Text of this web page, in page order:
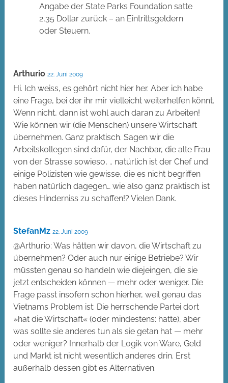
Angabe der State Parks Foundation satte
2,35 Dollar zurück – an Eintrittsgeldern
oder Steuern.
Arthurio 22. Juni 2009
Hi. Ich weiss, es gehört nicht hier her. Aber ich habe
eine Frage, bei der ihr mir vielleicht weiterhelfen könnt.
Wenn nicht, dann ist wohl auch daran zu Arbeiten!
Wie können wir (die Menschen) unsere Wirtschaft
übernehmen. Ganz praktisch. Sagen wir die
Arbeitskollegen sind dafür, der Nachbar, die alte Frau
von der Strasse sowieso, .. natürlich ist der Chef und
einige Polizisten wie gewisse, die es nicht begriffen
haben natürlich dagegen… wie also ganz praktisch ist
dieses Hinderniss zu schaffen!? Vielen Dank.
StefanMz 22. Juni 2009
@Arthurio: Was hätten wir davon, die Wirtschaft zu
übernehmen? Oder auch nur einige Betriebe? Wir
müssten genau so handeln wie diejeingen, die sie
jetzt entscheiden können — mehr oder weniger. Die
Frage passt insofern schon hierher, weil genau das
Vietnams Problem ist: Die herrschende Partei dort
»hat die Wirtschaft« (oder mindestens: hatte), aber
was sollte sie anderes tun als sie getan hat — mehr
oder weniger? Innerhalb der Logik von Ware, Geld
und Markt ist nicht wesentlich anderes drin. Erst
außerhalb dessen gibt es Alternativen.